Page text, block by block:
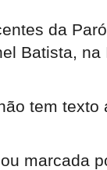
da
Batista,
marcada